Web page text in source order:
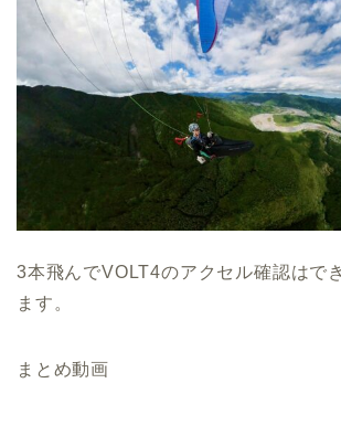
3本飛んでVOLT4のアクセル確認はで
ます。
まとめ動画